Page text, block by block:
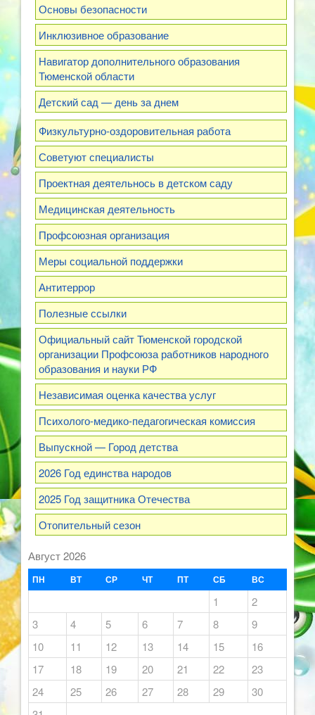
Основы безопасности
Инклюзивное образование
Навигатор дополнительного образования
Тюменской области
Детский сад — день за днем
Физкультурно-оздоровительная работа
Советуют специалисты
Проектная деятельнось в детском саду
Медицинская деятельность
Профсоюзная организация
Меры социальной поддержки
Антитеррор
Полезные ссылки
Официальный сайт Тюменской городской
организации Профсоюза работников народного
образования и науки РФ
Независимая оценка качества услуг
Психолого-медико-педагогическая комиссия
Выпускной — Город детства
2026 Год единства народов
2025 Год защитника Отечества
Отопительный сезон
Август 2026
ПН ВТ СР ЧТ ПТ СБ ВС
1
2
3
4 5 6 7 8
9
10
11 12 13 14 15
16
17
18 19 20 21 22
23
24
25 26 27 28 29
30